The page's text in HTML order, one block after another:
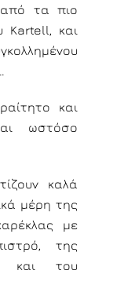
από τα πιο
Kartell, και
και
ωστόσο
καλά
μέρη της
με
της
και του